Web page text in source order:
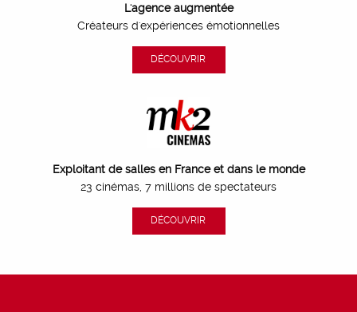
L'agence augmentée
Créateurs d'expériences émotionnelles
DÉCOUVRIR
Exploitant de salles en France et dans le monde
23 cinémas, 7 millions de spectateurs
DÉCOUVRIR